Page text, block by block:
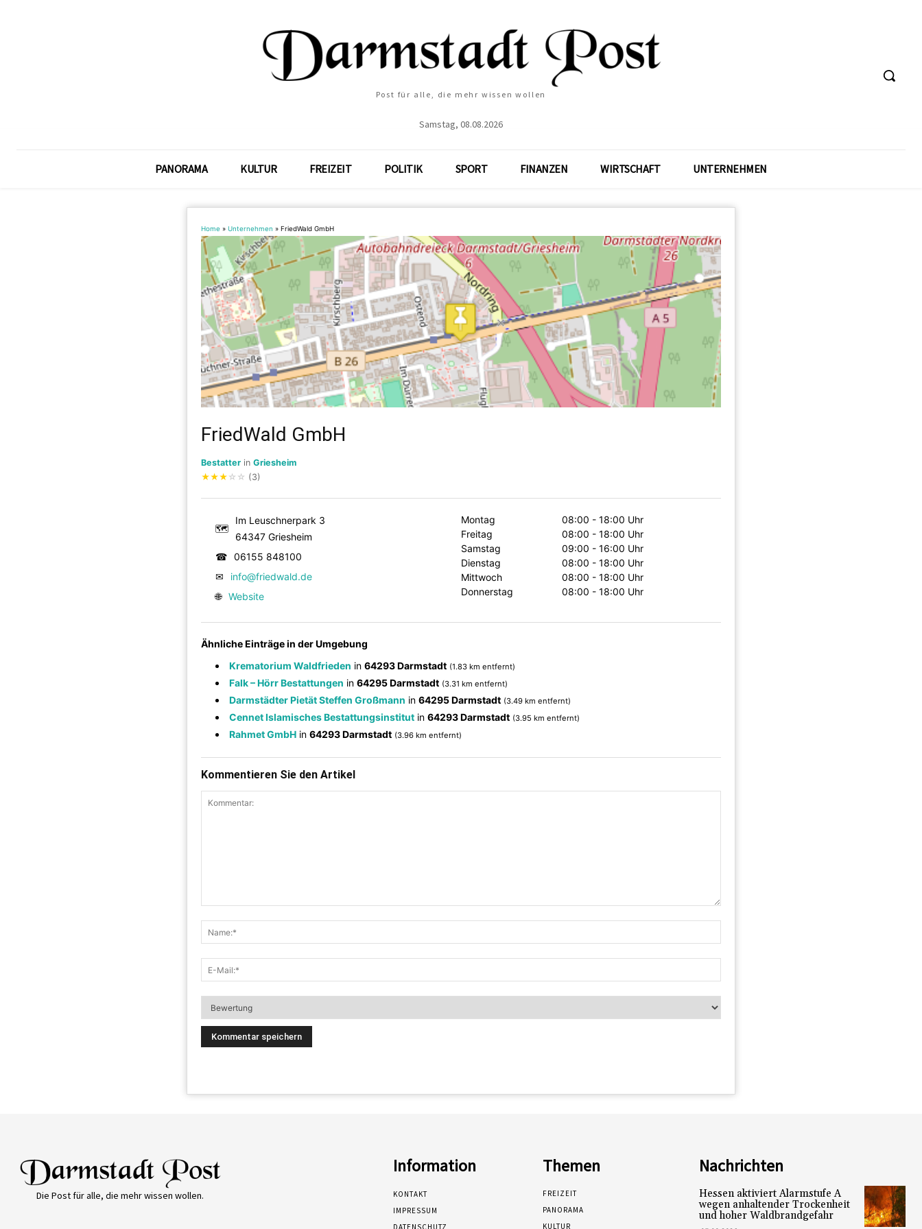
Post für alle, die mehr wissen wollen
Samstag, 08.08.2026
PANORAMA KULTUR FREIZEIT POLITIK SPORT FINANZEN WIRTSCHAFT UNTERNEHMEN
Home » Unternehmen » FriedWald GmbH
FriedWald GmbH
Bestatter in Griesheim
★★★ ☆ ☆ (3)
🗺
Im Leuschnerpark 3
64347 Griesheim
☎ 06155 848100
✉
info@friedwald.de
🌐 Website
Montag
08:00 - 18:00 Uhr
Freitag
08:00 - 18:00 Uhr
Samstag
09:00 - 16:00 Uhr
Dienstag
08:00 - 18:00 Uhr
Mittwoch
08:00 - 18:00 Uhr
Donnerstag
08:00 - 18:00 Uhr
Ähnliche Einträge in der Umgebung
Krematorium Waldfrieden in 64293 Darmstadt (1.83 km entfernt)
Falk – Hörr Bestattungen in 64295 Darmstadt (3.31 km entfernt)
Darmstädter Pietät Steffen Großmann in 64295 Darmstadt (3.49 km entfernt)
Cennet Islamisches Bestattungsinstitut in 64293 Darmstadt (3.95 km entfernt)
Rahmet GmbH in 64293 Darmstadt (3.96 km entfernt)
Kommentieren Sie den Artikel
Die Post für alle, die mehr wissen wollen.
Information
KONTAKT
IMPRESSUM
DATENSCHUTZ
Themen
FREIZEIT
PANORAMA
KULTUR
Nachrichten
Hessen aktiviert Alarmstufe A
wegen anhaltender Trockenheit
und hoher Waldbrandgefahr